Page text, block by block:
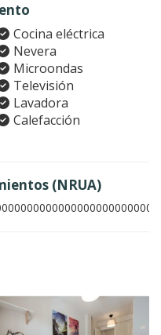
Cocina eléctrica
Nevera
Microondas
Televisión
Lavadora
Calefacción
(NRUA)